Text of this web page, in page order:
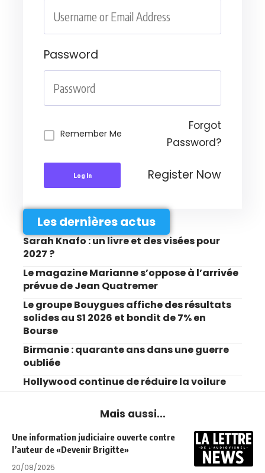
Password
Remember Me
Forgot
Password?
Log In Register Now
Les dernières actus
Sarah Knafo : un livre et des visées pour
2027 ?
Le magazine Marianne s’oppose à l’arrivée
prévue de Jean Quatremer
Le groupe Bouygues affiche des résultats
solides au S1 2026 et bondit de 7% en
Bourse
Birmanie : quarante ans dans une guerre
oubliée
Hollywood continue de réduire la voilure
Mais aussi...
Une information judiciaire ouverte contre
l’auteur de «Devenir Brigitte»
20/08/2025